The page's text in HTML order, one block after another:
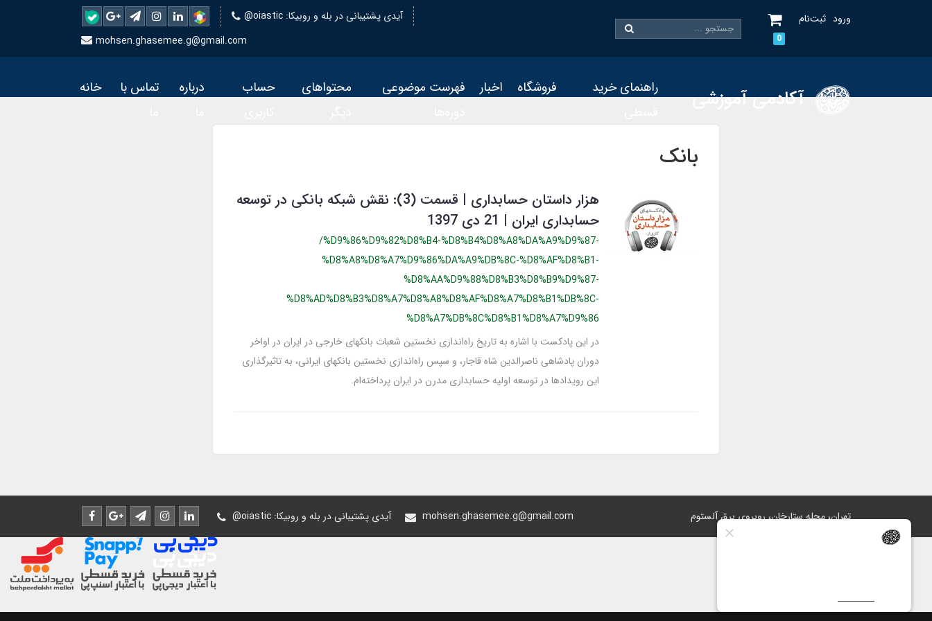
ورود ثبت‌نام
0
@oiastic :آیدی پشتیبانی در بله و روبیکا
mohsen.ghasemee.g@gmail.com
آکادمی آموزشی
راهنمای خرید
فروشگاه اخبار
فهرست موضوعی
محتواهای
حساب
درباره
تماس با
خانه
بانک
هزار داستان حسابداری | قسمت (3): نقش شبکه بانکی در توسعه
حسابداری ایران | 21 دی 1397
/%D9%86%D9%82%D8%B4-%D8%B4%D8%A8%DA%A9%D9%87-
%D8%A8%D8%A7%D9%86%DA%A9%DB%8C-%D8%AF%D8%B1-
%D8%AA%D9%88%D8%B3%D8%B9%D9%87-
%D8%AD%D8%B3%D8%A7%D8%A8%D8%AF%D8%A7%D8%B1%DB%8C-
%D8%A7%DB%8C%D8%B1%D8%A7%D9%86
در این پادکست با اشاره به تاریخ راه‌اندازی نخستین شعبات بانکهای خارجی در ایران در اواخر
دوران پادشاهی ناصرالدین شاه قاجار، و سپس راه‌اندازی نخستین بانکهای ایرانی، به تاثیرگذاری
این رویدادها در توسعه اولیه حسابداری مدرن در ایران پرداخته‌ام.
تهران، محله ستارخان، روبروی برق آلستوم @oiastic :آیدی پشتیبانی در بله و روبیکا mohsen.ghasemee.g@gmail.com